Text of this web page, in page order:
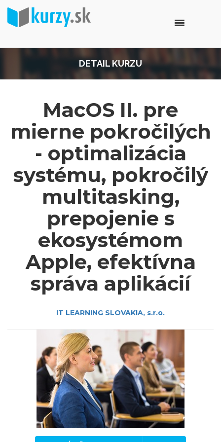
DETAIL KURZU
MacOS II. pre
mierne pokročilých
- optimalizácia
systému, pokročilý
multitasking,
prepojenie s
ekosystémom
Apple, efektívna
správa aplikácií
IT LEARNING SLOVAKIA, s.r.o.